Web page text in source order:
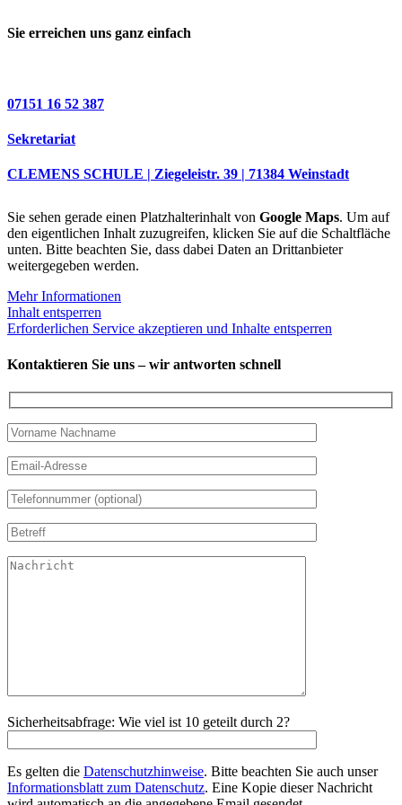
Sie erreichen uns ganz einfach
07151 16 52 387
Sekretariat
CLEMENS SCHULE | Ziegeleistr. 39 | 71384 Weinstadt
Sie sehen gerade einen Platzhalterinhalt von Google Maps. Um auf
den eigentlichen Inhalt zuzugreifen, klicken Sie auf die Schaltfläche
unten. Bitte beachten Sie, dass dabei Daten an Drittanbieter
weitergegeben werden.
Mehr Informationen
Inhalt entsperren
Erforderlichen Service akzeptieren und Inhalte entsperren
Kontaktieren Sie uns – wir antworten schnell
Sicherheitsabfrage: Wie viel ist 10 geteilt durch 2?
Es gelten die Datenschutzhinweise. Bitte beachten Sie auch unser
Informationsblatt zum Datenschutz. Eine Kopie dieser Nachricht